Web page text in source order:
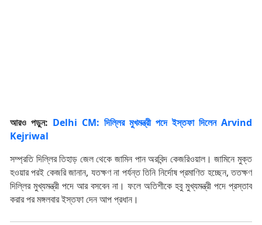
আরও পড়ুন: Delhi CM: দিল্লির মুখমন্ত্রী পদে ইস্তফা দিলেন Arvind
Kejriwal
সম্প্রতি দিল্লির তিহাড় জেল থেকে জামিন পান অরবিন্দ কেজরিওয়াল। জামিনে মুক্ত
হওয়ার পরই কেজরি জানান, যতক্ষণ না পর্যন্ত তিনি নির্দোষ প্রমাণিত হচ্ছেন, ততক্ষণ
দিল্লির মুখ্যমন্ত্রী পদে আর বসবেন না। ফলে অতিশীকে হবু মুখ্যমন্ত্রী পদে প্রস্তাব
করার পর মঙ্গলবার ইস্তফা দেন আপ প্রধান।